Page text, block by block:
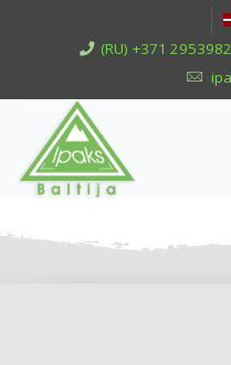
(RU) +371